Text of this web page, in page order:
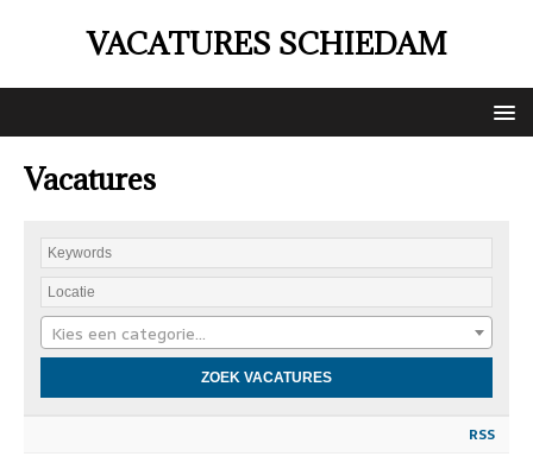
VACATURES SCHIEDAM
Vacatures
Kies een categorie…
RSS